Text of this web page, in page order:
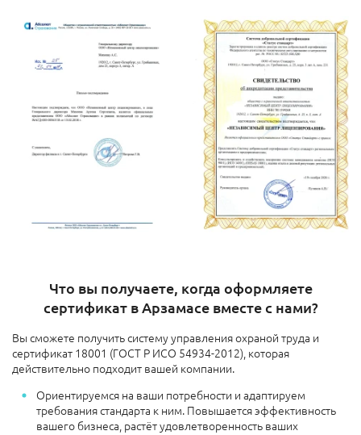
Что вы получаете, когда оформляете
сертификат в Арзамасе вместе с нами?
Вы сможете получить систему управления охраной труда и
сертификат 18001 (ГОСТ Р ИСО 54934-2012), которая
действительно подходит вашей компании.
Ориентируемся на ваши потребности и адаптируем
требования стандарта к ним. Повышается эффективность
вашего бизнеса, растёт удовлетворенность ваших